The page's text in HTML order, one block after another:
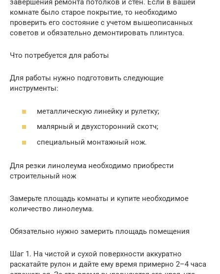
завершения ремонта потолков и стен. Если в вашей
комнате было старое покрытие, то необходимо
проверить его состояние с учетом вышеописанных
советов и обязательно демонтировать плинтуса.
Что потребуется для работы
Для работы нужно подготовить следующие
инструменты:
металлическую линейку и рулетку;
малярный и двухсторонний скотч;
специальный монтажный нож.
Для резки линолеума необходимо приобрести
строительный нож
Замерьте площадь комнаты и купите необходимое
количество линолеума.
Обязательно нужно замерить площадь помещения
Шаг 1. На чистой и сухой поверхности аккуратно
раскатайте рулон и дайте ему время примерно 2–4 часа